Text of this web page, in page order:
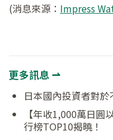
(消息來源： Impress
更多訊息 ⇀
日本國內投資者對
【年收1,000萬日
行榜TOP10揭曉！